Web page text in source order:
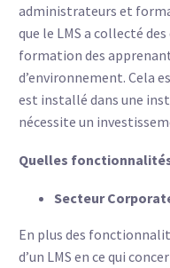
administrateurs et
que le LMS a collecté
formation des
d’environnement. Cela
est installé dans une
nécessite un
Quelles
Secteur
En plus des
d’un LMS en ce qui